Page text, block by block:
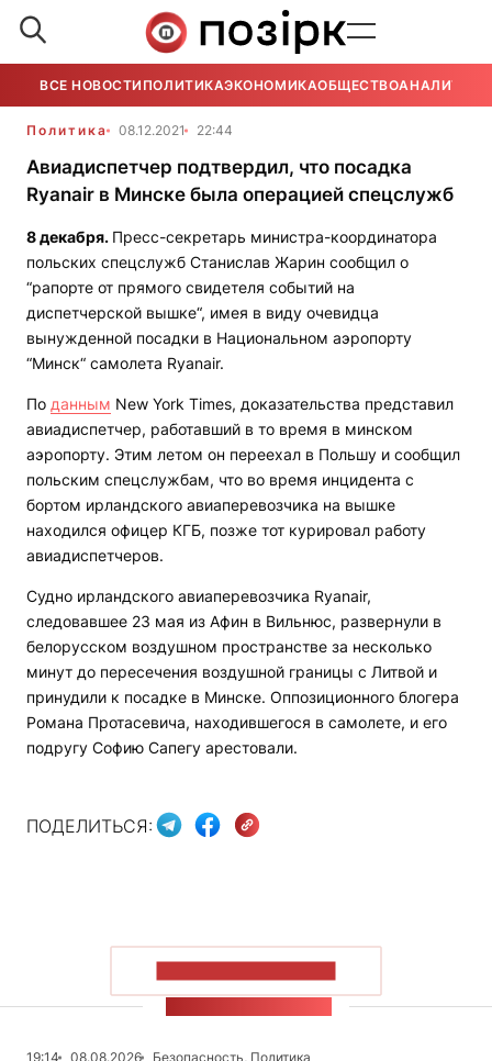
ВСЕ НОВОСТИ ПОЛИТИКАЭКОНОМИКАОБЩЕСТВОАНАЛИТИКА
Политика 08.12.2021 22:44
Авиадиспетчер подтвердил, что посадка
Ryanair в Минске была операцией спецслужб
8 декабря. Пресс-секретарь министра-координатора
польских спецслужб Станислав Жарин сообщил о
“рапорте от прямого свидетеля событий на
диспетчерской вышке“, имея в виду очевидца
вынужденной посадки в Национальном аэропорту
“Минск“ самолета Ryanair.
По данным New York Times, доказательства представил
авиадиспетчер, работавший в то время в минском
аэропорту. Этим летом он переехал в Польшу и сообщил
польским спецслужбам, что во время инцидента с
бортом ирландского авиаперевозчика на вышке
находился офицер КГБ, позже тот курировал работу
авиадиспетчеров.
Судно ирландского авиаперевозчика Ryanair,
следовавшее 23 мая из Афин в Вильнюс, развернули в
белорусском воздушном пространстве за несколько
минут до пересечения воздушной границы с Литвой и
принудили к посадке в Минске. Оппозиционного блогера
Романа Протасевича, находившегося в самолете, и его
подругу Софию Сапегу арестовали.
ПОДЕЛИТЬСЯ:
19:14 08.08.2026
Безопасность, Политика